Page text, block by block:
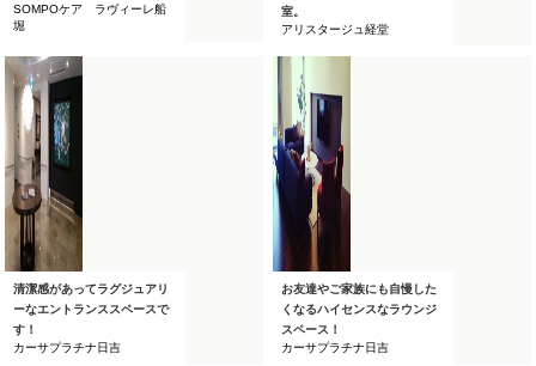
SOMPOケア ラヴィーレ船
堀
室。
アリスタージュ経堂
清潔感があってラグジュアリ
ーなエントランススペースで
す！
カーサプラチナ日吉
お友達やご家族にも自慢した
くなるハイセンスなラウンジ
スペース！
カーサプラチナ日吉